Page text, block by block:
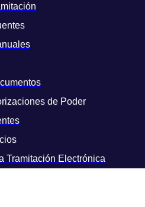
de Poder
Tramitación Electrónica